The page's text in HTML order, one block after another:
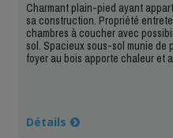
Charmant plain-pied ayant
sa construction. Propriété
chambres à coucher avec
sol. Spacieux sous-sol munie de
foyer au bois apporte chaleur et
Détails